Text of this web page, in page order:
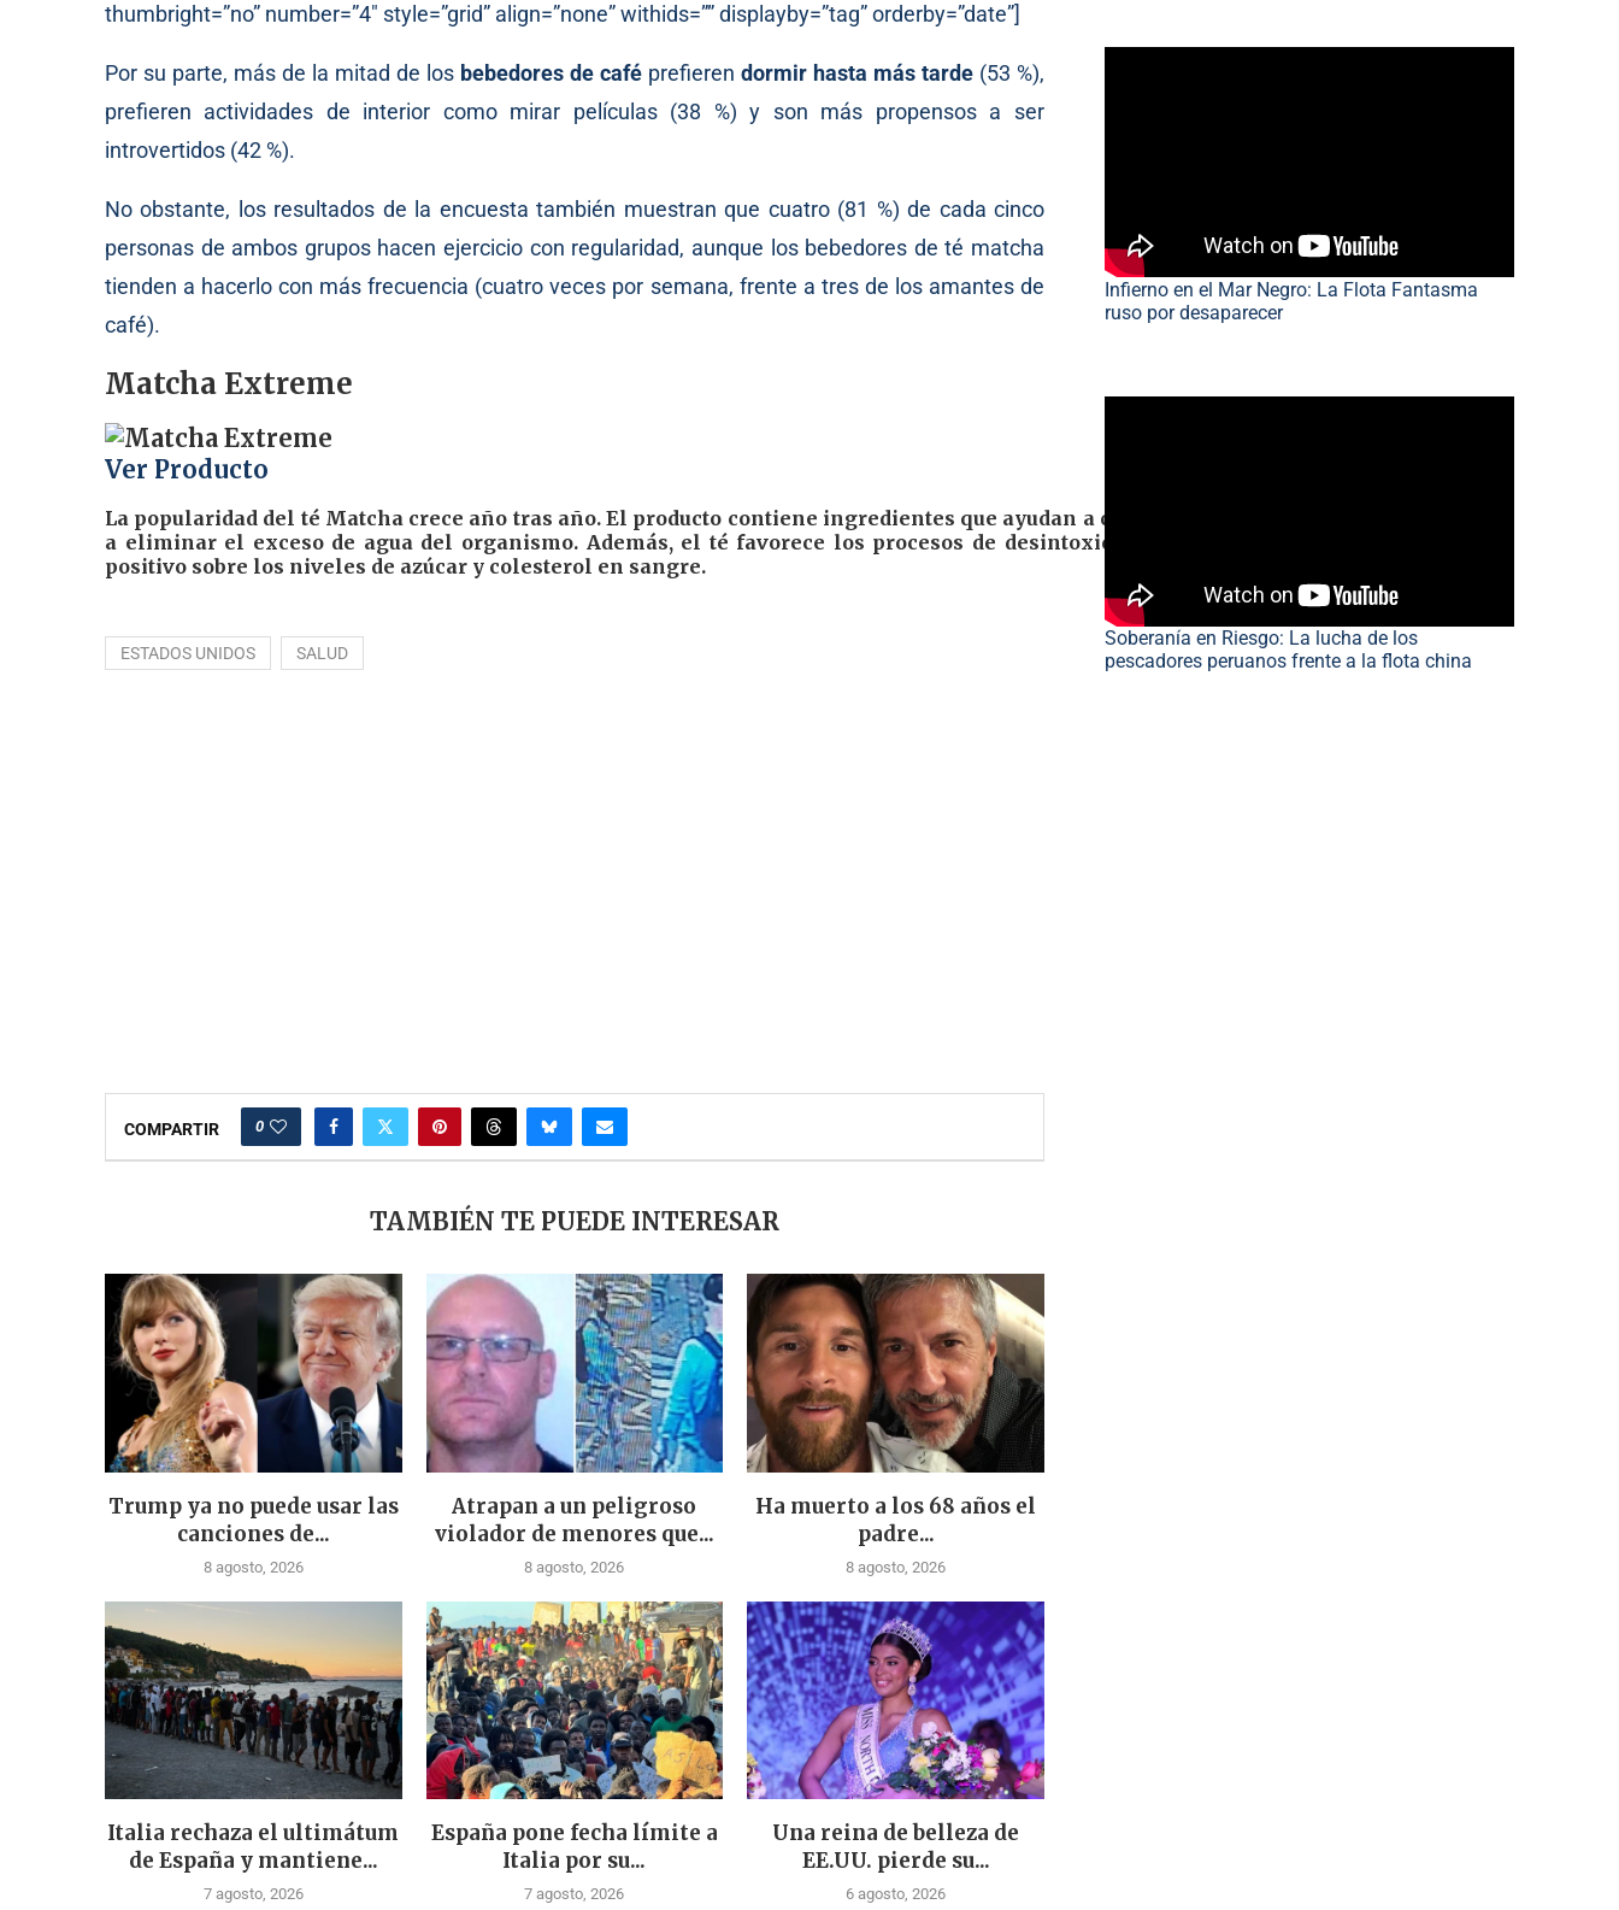
thumbright=”no” number=”4″ style=”grid” align=”none” withids=”” displayby=”tag” orderby=”date”]
Por su parte, más de la mitad de los bebedores de café prefieren dormir hasta más tarde (53 %),
prefieren actividades de interior como mirar películas (38 %) y son más propensos a ser
introvertidos (42 %).
No obstante, los resultados de la encuesta también muestran que cuatro (81 %) de cada cinco
personas de ambos grupos hacen ejercicio con regularidad, aunque los bebedores de té matcha
tienden a hacerlo con más frecuencia (cuatro veces por semana, frente a tres de los amantes de
café).
Matcha Extreme
Ver Producto
La popularidad del té Matcha crece año tras año. El producto contiene ingredientes que ayudan a controlar el peso corporal y contribuyen
a eliminar el exceso de agua del organismo. Además, el té favorece los procesos de desintoxicación del organismo y tiene un efecto
positivo sobre los niveles de azúcar y colesterol en sangre.
ESTADOS UNIDOS SALUD
COMPARTIR 0
TAMBIÉN TE PUEDE INTERESAR
Trump ya no puede usar las
canciones de...
8 agosto, 2026
Atrapan a un peligroso
violador de menores que...
8 agosto, 2026
Ha muerto a los 68 años el
padre...
8 agosto, 2026
Italia rechaza el ultimátum
de España y mantiene...
7 agosto, 2026
España pone fecha límite a
Italia por su...
7 agosto, 2026
Una reina de belleza de
EE.UU. pierde su...
6 agosto, 2026
Infierno en el Mar Negro: La Flota Fantasma
ruso por desaparecer
Soberanía en Riesgo: La lucha de los
pescadores peruanos frente a la flota china